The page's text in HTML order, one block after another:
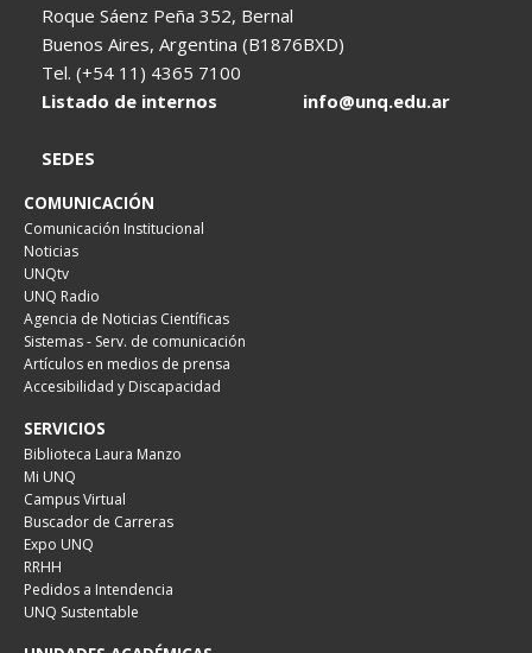
Roque Sáenz Peña 352, Bernal
Buenos Aires, Argentina (B1876BXD)
Tel. (+54 11) 4365 7100
Listado de internos
info@unq.edu.ar
SEDES
COMUNICACIÓN
Comunicación Institucional
Noticias
UNQtv
UNQ Radio
Agencia de Noticias Científicas
Sistemas - Serv. de comunicación
Artículos en medios de prensa
Accesibilidad y Discapacidad
SERVICIOS
Biblioteca Laura Manzo
Mi UNQ
Campus Virtual
Buscador de Carreras
Expo UNQ
RRHH
Pedidos a Intendencia
UNQ Sustentable